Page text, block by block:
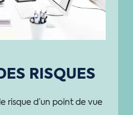
RISQUES
d’un point de vue